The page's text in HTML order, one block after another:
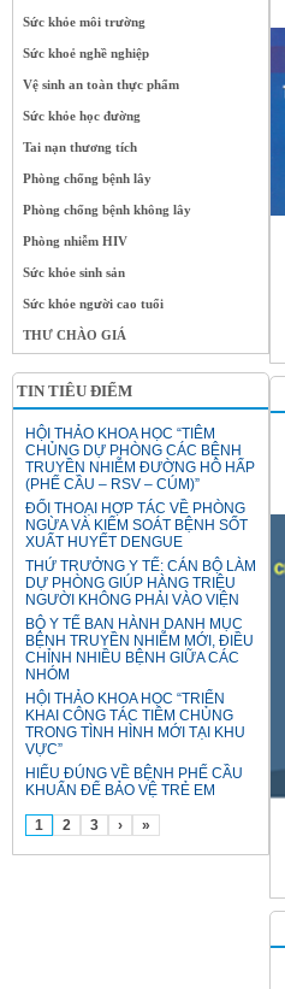
Sức khỏe môi trường
Sức khoẻ nghề nghiệp
Vệ sinh an toàn thực phẩm
Sức khỏe học đường
Tai nạn thương tích
Phòng chống bệnh lây
Phòng chống bệnh không lây
Phòng nhiễm HIV
Sức khỏe sinh sản
Sức khỏe người cao tuổi
THƯ CHÀO GIÁ
TIN TIÊU ĐIỂM
HỘI THẢO KHOA HỌC “TIÊM
CHỦNG DỰ PHÒNG CÁC BỆNH
TRUYỀN NHIỄM ĐƯỜNG HÔ HẤP
(PHẾ CẦU – RSV – CÚM)”
ĐỐI THOẠI HỢP TÁC VỀ PHÒNG
NGỪA VÀ KIỂM SOÁT BỆNH SỐT
XUẤT HUYẾT DENGUE
THỨ TRƯỞNG Y TẾ: CÁN BỘ LÀM
DỰ PHÒNG GIÚP HÀNG TRIỆU
NGƯỜI KHÔNG PHẢI VÀO VIỆN
BỘ Y TẾ BAN HÀNH DANH MỤC
BỆNH TRUYỀN NHIỄM MỚI, ĐIỀU
CHỈNH NHIỀU BỆNH GIỮA CÁC
NHÓM
HỘI THẢO KHOA HỌC “TRIỂN
KHAI CÔNG TÁC TIÊM CHỦNG
TRONG TÌNH HÌNH MỚI TẠI KHU
VỰC”
HIỂU ĐÚNG VỀ BỆNH PHẾ CẦU
KHUẨN ĐỂ BẢO VỆ TRẺ EM
1 2 3 › »